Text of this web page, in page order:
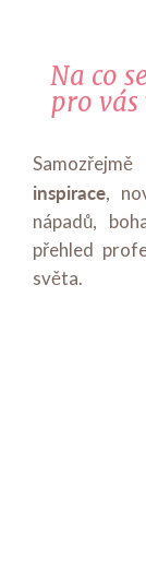
Na co
pro
inspirace,
nápadů,
přehled
světa.